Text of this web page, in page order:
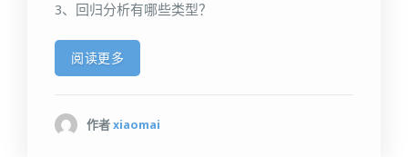
3、回归分析有哪些类型？
阅读更多
作者 xiaomai